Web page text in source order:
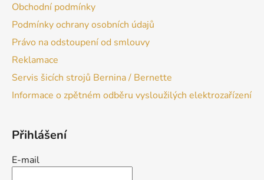
Obchodní podmínky
Podmínky ochrany osobních údajů
Právo na odstoupení od smlouvy
Reklamace
Servis šicích strojů Bernina / Bernette
Informace o zpětném odběru vysloužilých elektrozařízení
Přihlášení
E-mail